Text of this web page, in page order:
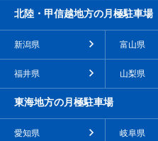
北陸・甲信越地方の月極駐車場
新潟県 富山県
福井県 山梨県
東海地方の月極駐車場
愛知県 岐阜県